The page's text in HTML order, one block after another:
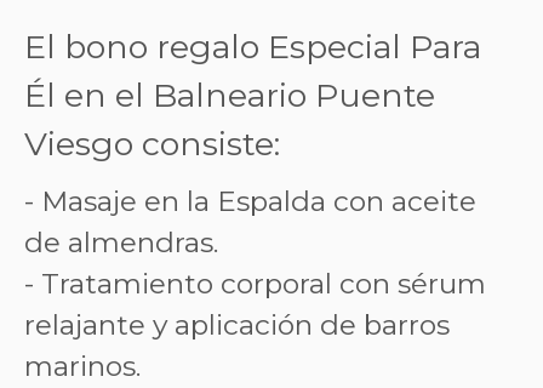
El bono regalo Especial Para
Él en el Balneario Puente
Viesgo consiste:
- Masaje en la Espalda con aceite
de almendras.
- Tratamiento corporal con sérum
relajante y aplicación de barros
marinos.